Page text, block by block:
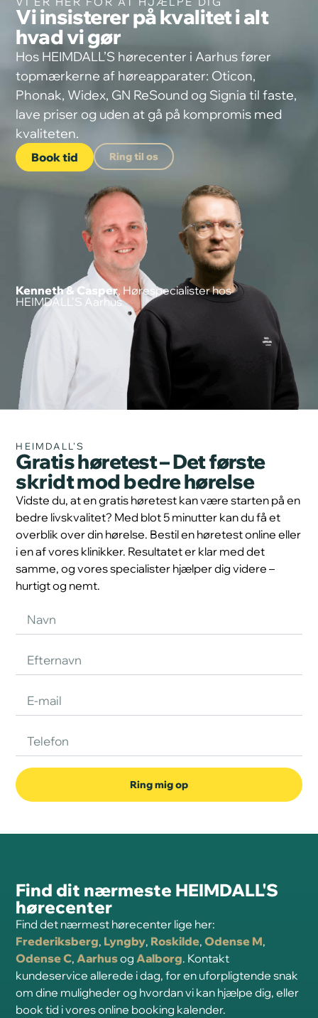
Kenneth & Casper, Hørespecialister hos
HEIMDALL'S Aarhus
Vi insisterer på kvalitet i alt
hvad vi gør
Hos HEIMDALL’S hørecenter i Aarhus fører
topmærkerne af høreapparater: Oticon,
Phonak, Widex, GN ReSound og Signia til faste,
lave priser og uden at gå på kompromis med
kvaliteten.
Book tid Ring til os
HEIMDALL'S
Gratis høretest – Det første
skridt mod bedre hørelse
Vidste du, at en gratis høretest kan være starten på en
bedre livskvalitet? Med blot 5 minutter kan du få et
overblik over din hørelse. Bestil en høretest online eller
i en af vores klinikker. Resultatet er klar med det
samme, og vores specialister hjælper dig videre –
hurtigt og nemt.
Ring mig op
Find dit nærmeste HEIMDALL'S
hørecenter
Find det nærmest hørecenter lige her:
Frederiksberg, Lyngby, Roskilde,Odense M,
Odense C, Aarhusog Aalborg. Kontakt
kundeservice allerede i dag, for en uforpligtende snak
om dine muligheder og hvordan vi kan hjælpe dig, eller
book tid i vores online booking kalender.